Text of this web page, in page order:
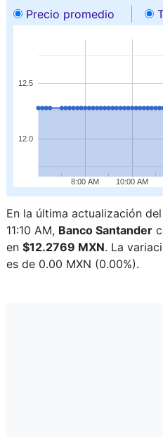
Precio promedio
8:00 AM 10:00 AM
12.0
12.5
En la última actualización
11:10 AM, Banco Santander
en $12.2769 MXN. La
es de 0.00 MXN (0.00%).